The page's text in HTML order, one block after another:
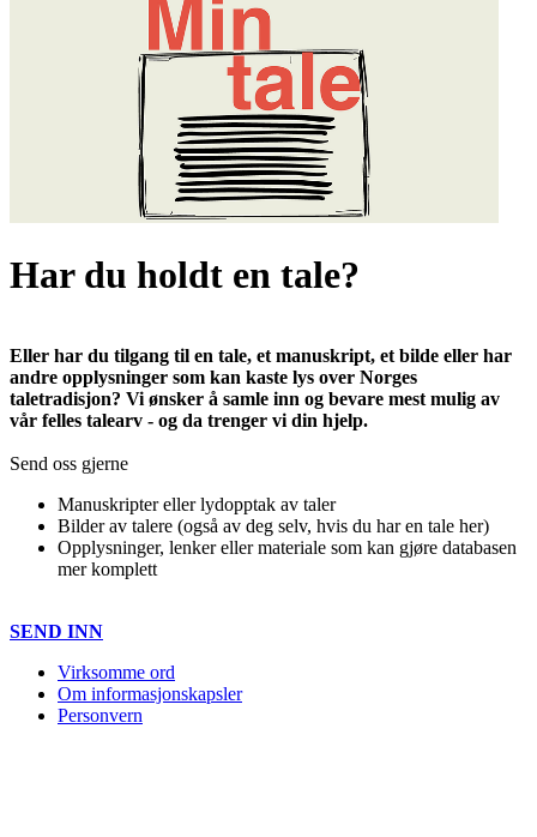
Har du holdt en tale?
Eller har du tilgang til en tale, et manuskript, et bilde eller har
andre opplysninger som kan kaste lys over Norges
taletradisjon? Vi ønsker å samle inn og bevare mest mulig av
vår felles talearv - og da trenger vi din hjelp.
Send oss gjerne
Manuskripter eller lydopptak av taler
Bilder av talere (også av deg selv, hvis du har en tale her)
Opplysninger, lenker eller materiale som kan gjøre databasen
mer komplett
SEND INN
Virksomme ord
Om informasjonskapsler
Personvern